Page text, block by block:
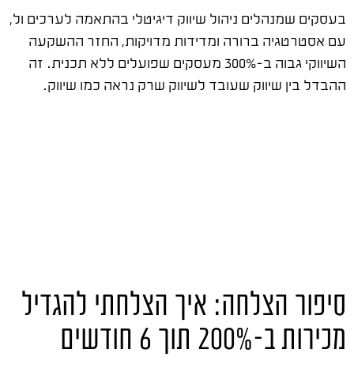
בעסקים שמנהלים ניהול שיווק דיגיטלי בהתאמה לערכים ול,
עם אסטרטגיה ברורה ומדידות מדויקות, החזר ההשקעה
השיווקי גבוה ב-300% מעסקים שפועלים ללא תכנית. זה
ההבדל בין שיווק שעובד לשיווק שרק נראה כמו שיווק.
סיפור הצלחה: איך הצלחתי להגדיל
מכירות ב-200% תוך 6 חודשים